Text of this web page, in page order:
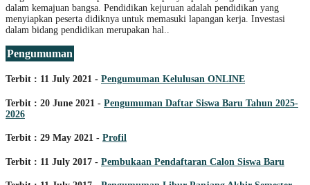
dalam kemajuan bangsa. Pendidikan kejuruan adalah pendidikan yang
menyiapkan peserta didiknya untuk memasuki lapangan kerja. Investasi
dalam bidang pendidikan merupakan hal..
Pengumuman
Terbit : 11 July 2021 - Pengumuman Kelulusan ONLINE
Terbit : 20 June 2021 - Pengumuman Daftar Siswa Baru Tahun 2025-
2026
Terbit : 29 May 2021 - Profil
Terbit : 11 July 2017 - Pembukaan Pendaftaran Calon Siswa Baru